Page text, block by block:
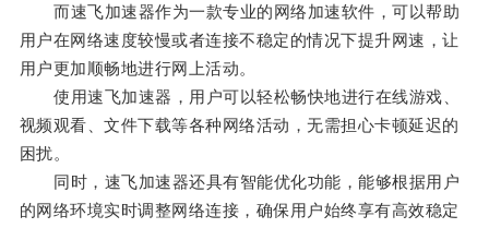
而速飞加速器作为一款专业的网络加速软件，可以帮助
用户在网络速度较慢或者连接不稳定的情况下提升网速，让
用户更加顺畅地进行网上活动。
使用速飞加速器，用户可以轻松畅快地进行在线游戏、
视频观看、文件下载等各种网络活动，无需担心卡顿延迟的
困扰。
同时，速飞加速器还具有智能优化功能，能够根据用户
的网络环境实时调整网络连接，确保用户始终享有高效稳定